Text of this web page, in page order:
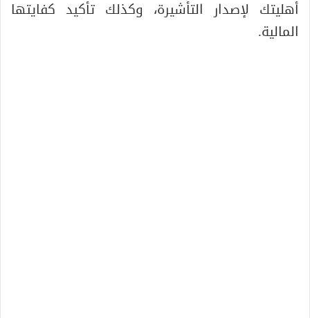
أهليتك لإصدار التأشيرة، وكذلك تأكيد كفايتها
المالية.